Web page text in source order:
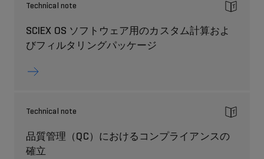
Technical note
SCIEX OS ソフトウェア用のカスタム計算およ
びフィルタリングパッケージ
Technical note
品質管理（QC）におけるコンプライアンスの
確立